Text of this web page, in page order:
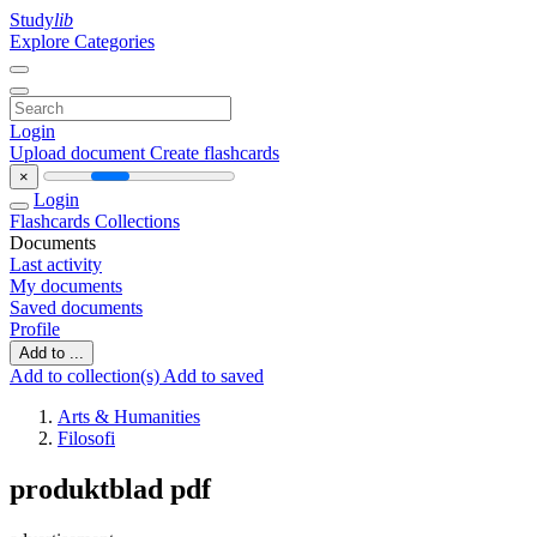
Studylib
Explore Categories
Login
Upload document Create flashcards
×
Login
Flashcards Collections
Documents
Last activity
My documents
Saved documents
Profile
Add to ...
Add to collection(s) Add to saved
Arts & Humanities
Filosofi
produktblad pdf